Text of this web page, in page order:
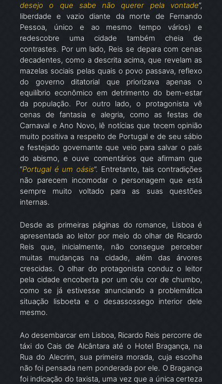
desejo o que sabe não querer pela vontade”,
liberdade e vazio diante da morte de Fernando
Pessoa, único e ao mesmo tempo vários) e
redescobre uma cidade também cheia de
contrastes. Por um lado, Reis se depara com cenas
decadentes, como a descrita acima, que revelam as
mazelas sociais pelas quais o povo passava, reflexo
do governo ditatorial que priorizava apenas o
equilíbrio econômico em detrimento do bem-estar
da população. Por outro lado, o protagonista vê
cenas de fantasia e alegria, como as festas de
Carnaval e Ano Novo, lê notícias que tecem opinião
muito positiva a respeito de Portugal e de seu sábio
e festejado governante que veio para salvar o país
do abismo, e ouve comentários que afirmam que
“Portugal é um oásis”. Entretanto, tais contradições
não parecem incomodar o personagem que está
sempre muito voltado para as suas questões
internas.
Desde as primeiras páginas do romance, Lisboa é
apresentada ao leitor por meio do olhar de Ricardo
Reis que, inicialmente, não consegue perceber
muitas mudanças na cidade, além das árvores
crescidas. O olhar do protagonista conduz o leitor
pela cidade encoberta por um céu cor de chumbo,
como se já estivesse anunciando a problemática
situação lisboeta e o desassossego interior dele
mesmo.
Ao desembarcar em Lisboa, Ricardo Reis percorre de
táxi do Cais de Alcântara até o Hotel Bragança, na
Rua do Alecrim, sua primeira morada, cuja escolha
não foi pensada nem ponderada por ele. O Bragança
foi indicação do taxista, uma vez que a única certeza